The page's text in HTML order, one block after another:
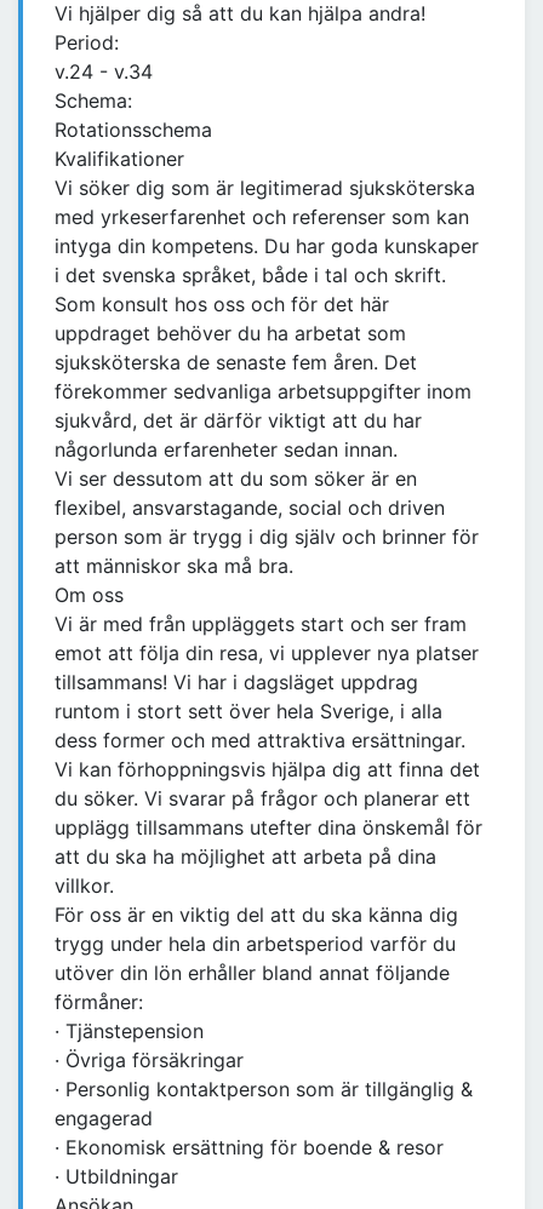
Vi hjälper dig så att du kan hjälpa andra!
Period:
v.24 - v.34
Schema:
Rotationsschema
Kvalifikationer
Vi söker dig som är legitimerad sjuksköterska
med yrkeserfarenhet och referenser som kan
intyga din kompetens. Du har goda kunskaper
i det svenska språket, både i tal och skrift.
Som konsult hos oss och för det här
uppdraget behöver du ha arbetat som
sjuksköterska de senaste fem åren. Det
förekommer sedvanliga arbetsuppgifter inom
sjukvård, det är därför viktigt att du har
någorlunda erfarenheter sedan innan.
Vi ser dessutom att du som söker är en
flexibel, ansvarstagande, social och driven
person som är trygg i dig själv och brinner för
att människor ska må bra.
Om oss
Vi är med från uppläggets start och ser fram
emot att följa din resa, vi upplever nya platser
tillsammans! Vi har i dagsläget uppdrag
runtom i stort sett över hela Sverige, i alla
dess former och med attraktiva ersättningar.
Vi kan förhoppningsvis hjälpa dig att finna det
du söker. Vi svarar på frågor och planerar ett
upplägg tillsammans utefter dina önskemål för
att du ska ha möjlighet att arbeta på dina
villkor.
För oss är en viktig del att du ska känna dig
trygg under hela din arbetsperiod varför du
utöver din lön erhåller bland annat följande
förmåner:
· Tjänstepension
· Övriga försäkringar
· Personlig kontaktperson som är tillgänglig &
engagerad
· Ekonomisk ersättning för boende & resor
· Utbildningar